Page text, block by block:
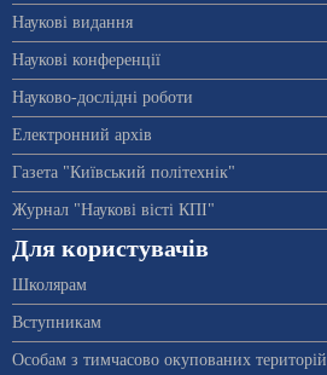
Наукові видання
Наукові конференції
Науково-дослідні роботи
Електронний архів
Газета "Київський політехнік"
Журнал "Наукові вісті КПІ"
Для користувачів
Школярам
Вступникам
Особам з тимчасово окупованих територій